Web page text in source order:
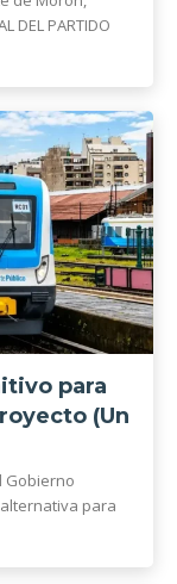
para
(Un
Gobierno
para